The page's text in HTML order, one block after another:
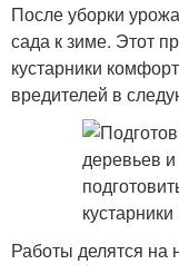
После уборки
сада к зиме. Этот
кустарники
вредителей в
Работы делятся на